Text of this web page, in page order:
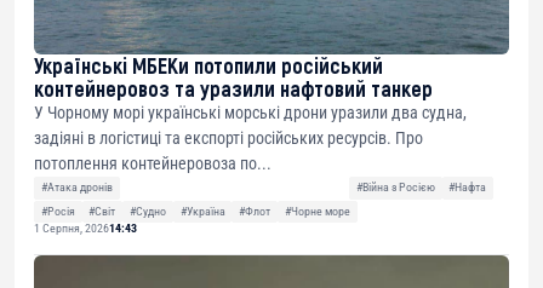
Українські МБЕКи потопили російський
контейнеровоз та уразили нафтовий танкер
У Чорному морі українські морські дрони уразили два судна,
задіяні в логістиці та експорті російських ресурсів. Про
потоплення контейнеровоза по...
#Атака дронів #Війна з Росією
#Нафта
#Росія
#Світ #Судно #Україна #Флот
#Чорне море
1 Серпня, 202614:43